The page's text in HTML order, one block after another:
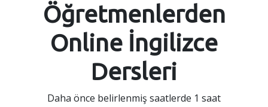
Öğretmenlerden
Online İngilizce
Dersleri
Daha önce belirlenmiş saatlerde 1 saat